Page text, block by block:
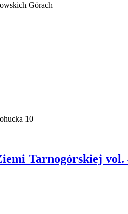
Górach
10
Tarnogórskiej vol.